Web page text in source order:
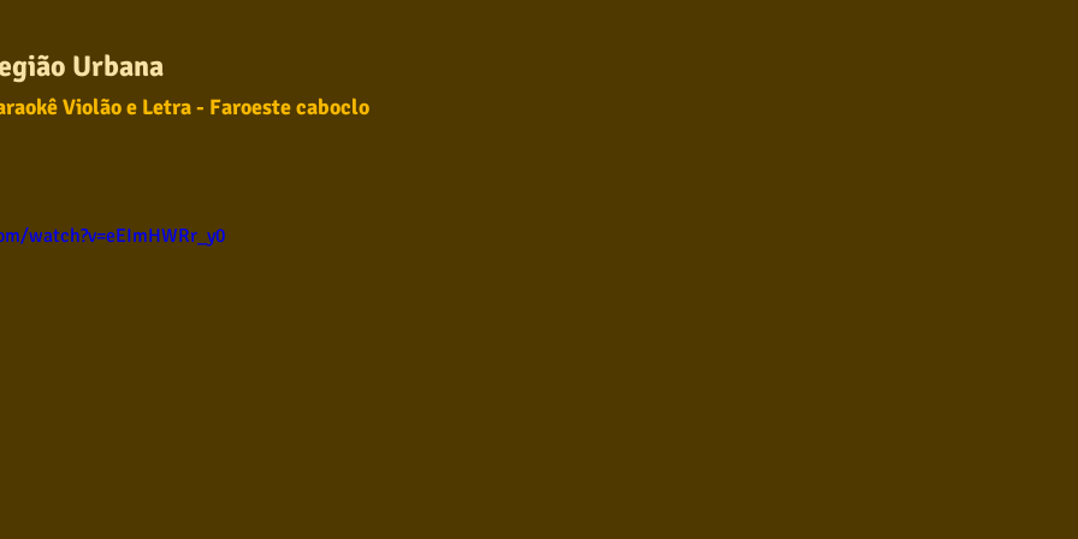
Violão instumental
Urbana
Violão e Letra - Faroeste caboclo
watch?v=eEImHWRr_y0